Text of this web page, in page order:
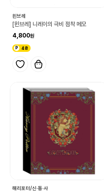
윈브레
[윈브레] 니레이의 극비 점착 메모
4,800
48
해리포터/신·동·사